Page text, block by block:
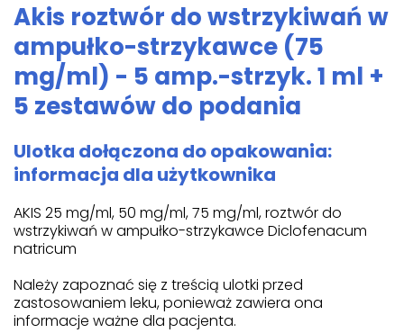
Akis roztwór do wstrzykiwań w
ampułko-strzykawce (75
mg/ml) - 5 amp.-strzyk. 1 ml +
5 zestawów do podania
Ulotka dołączona do opakowania:
informacja dla użytkownika
AKIS 25 mg/ml, 50 mg/ml, 75 mg/ml, roztwór do
wstrzykiwań w ampułko-strzykawce Diclofenacum
natricum
Należy zapoznać się z treścią ulotki przed
zastosowaniem leku, ponieważ zawiera ona
informacje ważne dla pacjenta.